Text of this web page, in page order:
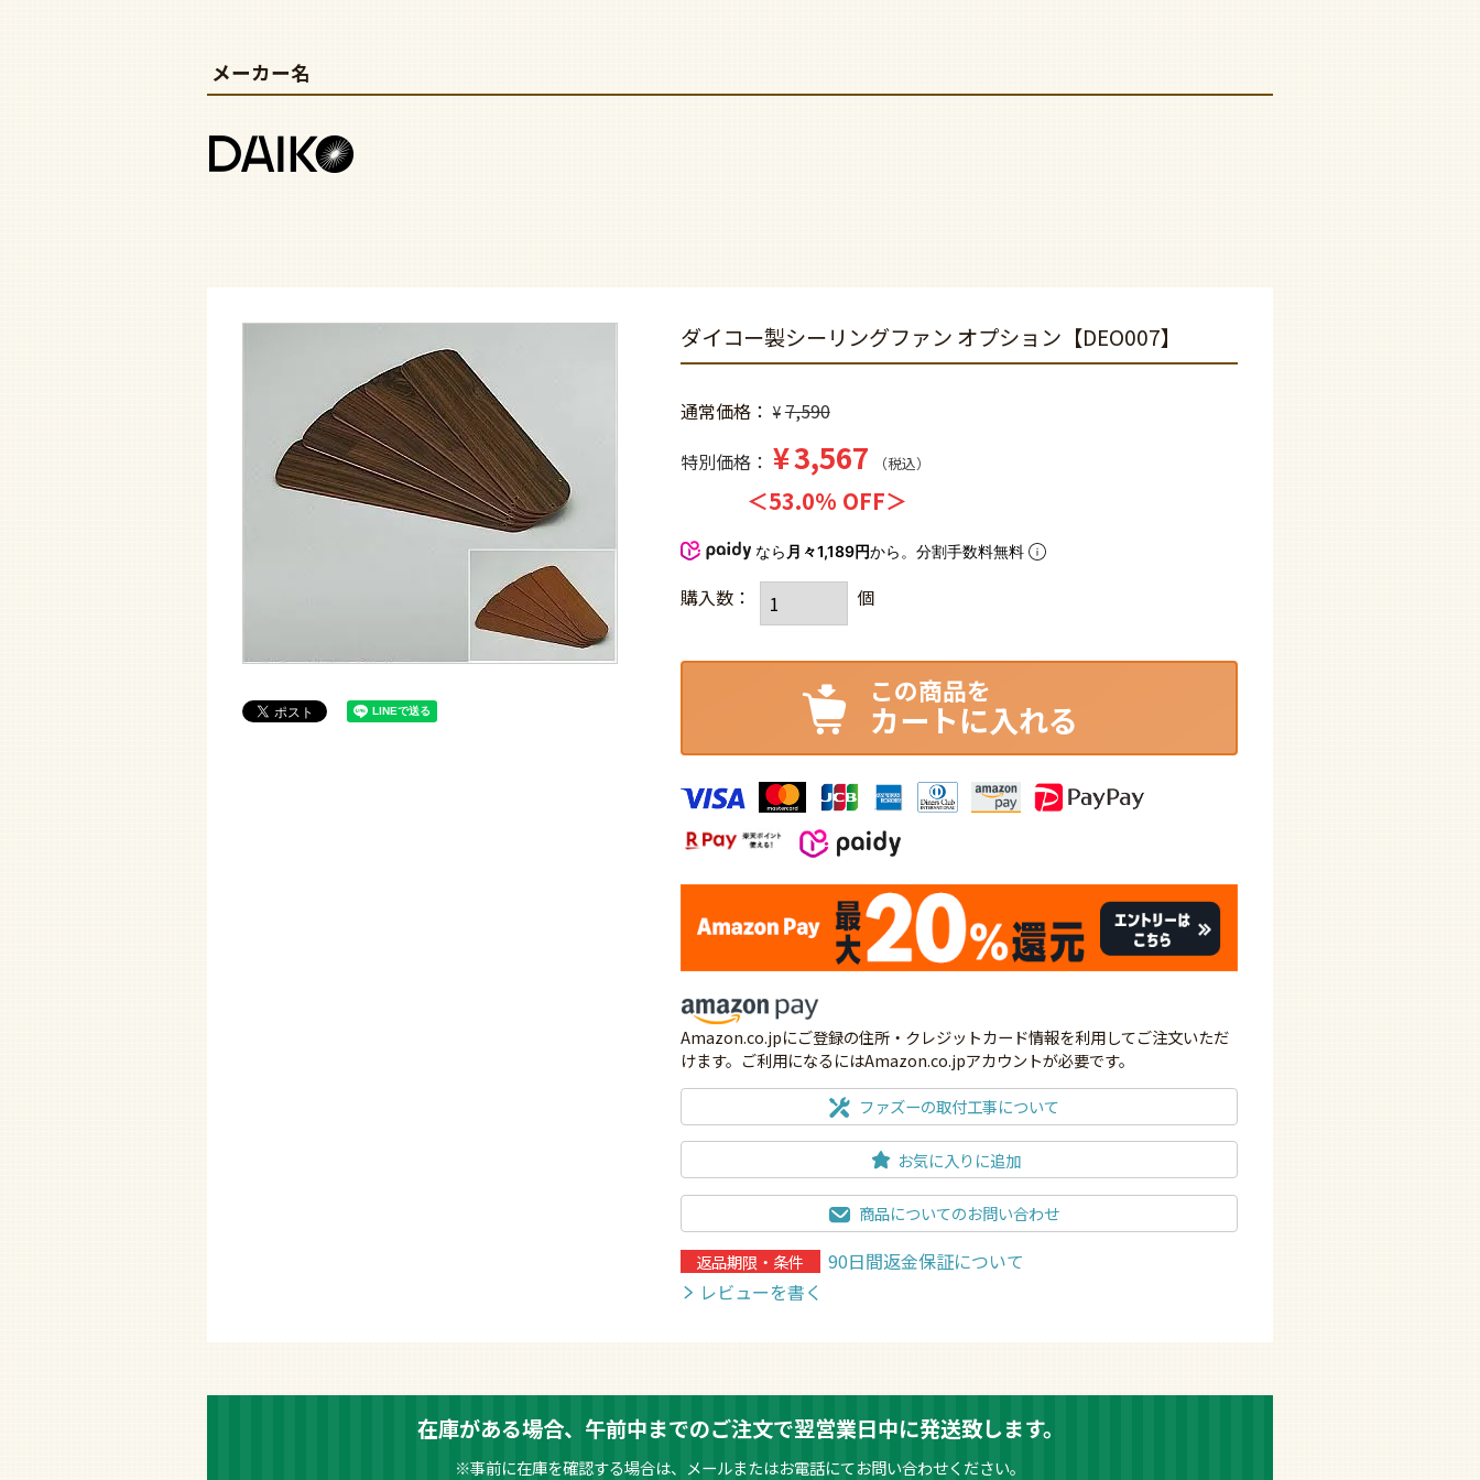
メーカー名
ダイコー製シーリングファン オプション【DEO007】
通常価格 ¥ 7,590
特別価格
¥3,567 税込
53.0% OFF
なら 月々1,189円から。分割手数料無料
カートに入れる
Amazon.co.jpにご登録の住所・クレジットカード情報を利用してご注文いただ
けます。ご利用になるにはAmazon.co.jpアカウントが必要です。
ファズーの取付工事について
お気に入りに追加
商品についてのお問い合わせ
返品期限・条件
90日間返金保証について
レビューを書く
在庫がある場合、午前中までのご注文で翌営業日中に発送致します。
※事前に在庫を確認する場合は、メールまたはお電話にてお問い合わせください。